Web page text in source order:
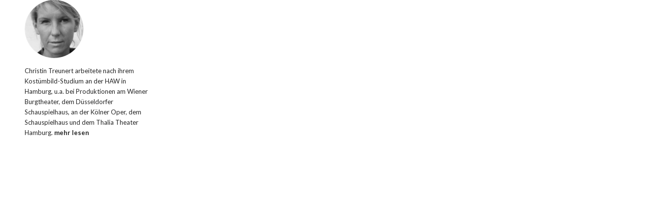
Christin Treunert arbeitete nach ihrem
Kostümbild-Studium an der HAW in
Hamburg, u.a. bei Produktionen am Wiener
Burgtheater, dem Düsseldorfer
Schauspielhaus, an der Kölner Oper, dem
Schauspielhaus und dem Thalia Theater
Hamburg. mehr lesen